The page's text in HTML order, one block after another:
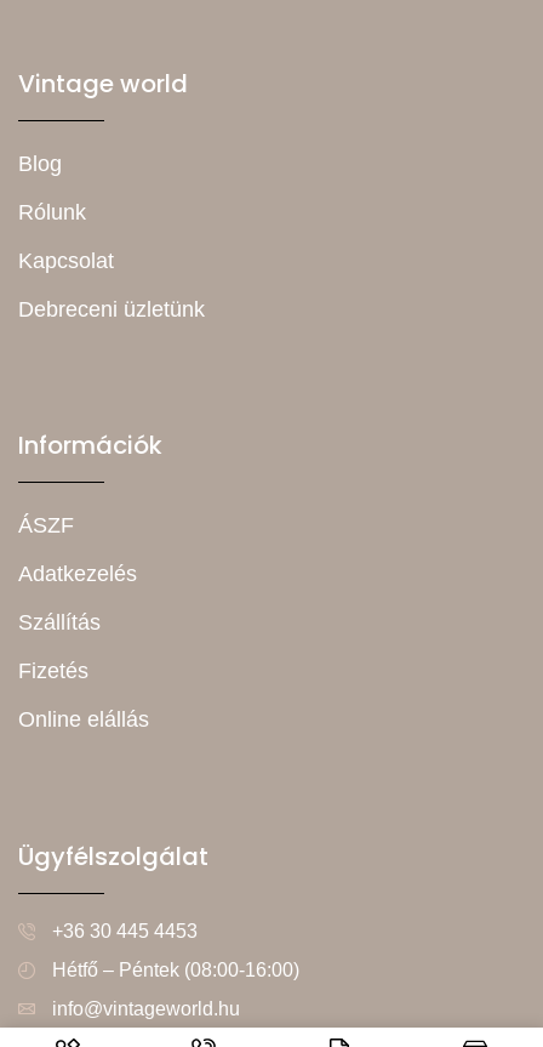
Vintage world
Blog
Rólunk
Kapcsolat
Debreceni üzletünk
Információk
ÁSZF
Adatkezelés
Szállítás
Fizetés
Online elállás
Ügyfélszolgálat
+36 30 445 4453
Hétfő – Péntek (08:00-16:00)
info@vintageworld.hu